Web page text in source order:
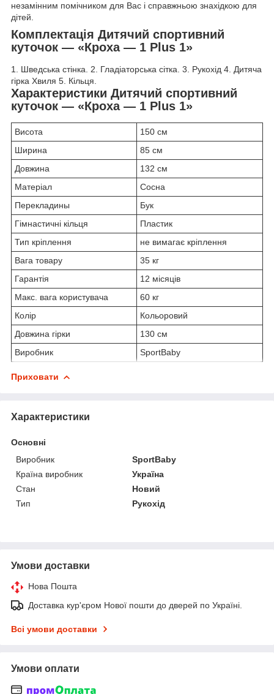
незамінним помічником для Вас і справжньою знахідкою для
дітей.
Комплектація Дитячий спортивний
куточок — «Кроха — 1 Plus 1»
1. Шведська стінка. 2. Гладіаторська сітка. 3. Рукохід 4. Дитяча
гірка Хвиля 5. Кільця.
Характеристики Дитячий спортивний
куточок — «Кроха — 1 Plus 1»
Висота
150 см
Ширина
85 см
Довжина
132 см
Матеріал
Сосна
Перекладины
Бук
Гімнастичні кільця
Пластик
Тип кріплення
не вимагає кріплення
Вага товару
35 кг
Гарантія
12 місяців
Макс. вага користувача
60 кг
Колір
Кольоровий
Довжина гірки
130 см
Виробник
SportBaby
Приховати
Характеристики
Основні
Виробник
SportBaby
Країна виробник
Україна
Стан
Новий
Тип
Рукохід
Умови доставки
Нова Пошта
Доставка кур'єром Нової пошти до дверей по Україні.
Всі умови доставки
Умови оплати